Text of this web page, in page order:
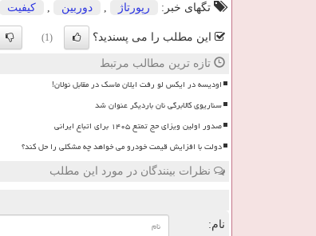
تگهای خبر: رپورتاژ دوربین كیفیت
این مطلب را می پسندید؟ (1)
تازه ترین مطالب مرتبط
اودیسه در ایکس لو رفت ایلان ماسک در مقابل نولان!
سناریوی کالابرگی نان باردیگر عنوان شد
صدور اولین ویزای حج تمتع ۱۴۰۵ برای اتباع ایرانی
دولت با افزایش قیمت خودرو می خواهد چه مشکلی را حل کند؟
نظرات بینندگان در مورد این مطلب
نام: